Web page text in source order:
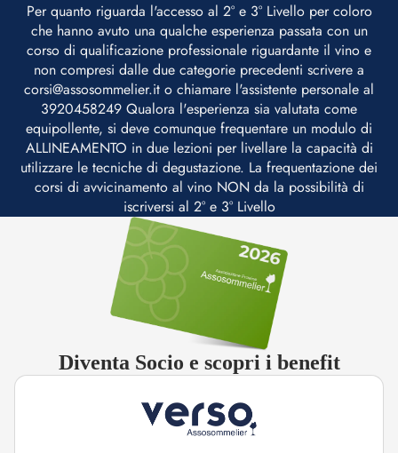
Per quanto riguarda l'accesso al 2° e 3° Livello per coloro
che hanno avuto una qualche esperienza passata con un
corso di qualificazione professionale riguardante il vino e
non compresi dalle due categorie precedenti scrivere a
corsi@assosommelier.it o chiamare l'assistente personale al
3920458249 Qualora l'esperienza sia valutata come
equipollente, si deve comunque frequentare un modulo di
ALLINEAMENTO in due lezioni per livellare la capacità di
utilizzare le tecniche di degustazione. La frequentazione dei
corsi di avvicinamento al vino NON da la possibilità di
iscriversi al 2° e 3° Livello
Diventa Socio e scopri i benefit